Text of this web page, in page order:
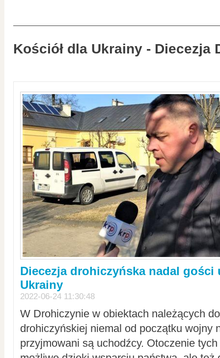
Kościół dla Ukrainy - Diecezja
Diecezja drohiczyńska nadal gości
Ukrainy
2022-06-24 11:30:48
W Drohiczynie w obiektach należących
drohiczyńskiej niemal od początku wojny
przyjmowani są uchodźcy. Otoczenie